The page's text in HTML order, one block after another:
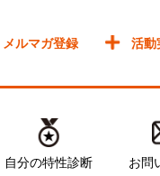
メルマガ登録 活動
自分の特性診断 お問